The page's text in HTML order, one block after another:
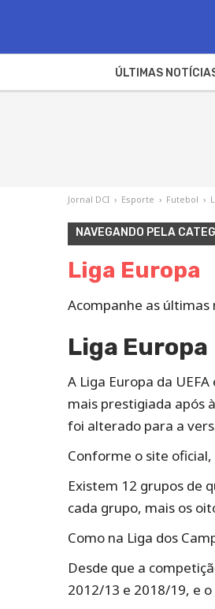
ÚLTIMAS
Jornal DCI › Esporte › Futebol ›
NAVEGANDO PELA
Liga Europa
Acompanhe as últimas
Liga Europa
A Liga Europa da
mais prestigiada após
foi alterado para a
Conforme o site
Existem 12 grupos de
cada grupo, mais os
Como na Liga dos
Desde que a
2012/13 e 2018/19, e